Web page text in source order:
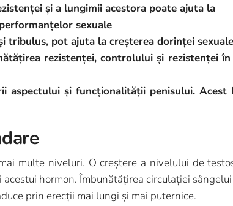
și a lungimii acestora poate ajuta la
sexuale
tribulus, pot ajuta la creșterea dorinței
rezistenței, controlului și rezistenței
aspectului și funcționalității penisului.
multe niveluri. O creștere a nivelului de
hormon. Îmbunătățirea circulației
prin erecții mai lungi și mai puternice.